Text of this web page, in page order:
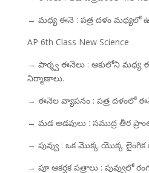
→ మధ్య ఈనె : పత్ర దళం మధ్యలో
AP 6th Class New Science
→ పార్శ్వ ఈనెలు : ఆకులోని మధ్య
నిర్మాణాలు.
→ ఈనెల వ్యాపనం : పత్ర దళంలో
→ మడ అడవులు : సముద్ర తీర
→ పువ్వు : ఒక మొక్క యొక్క లైంగిక
→ పూ ఆకర్షక పత్రాలు : పువ్వులో